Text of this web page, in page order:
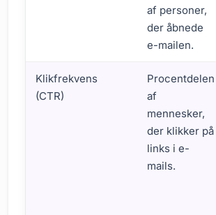
af personer,
der åbnede
e-mailen.
Klikfrekvens
(CTR)
Procentdelen
af
mennesker,
der klikker på
links i e-
mails.